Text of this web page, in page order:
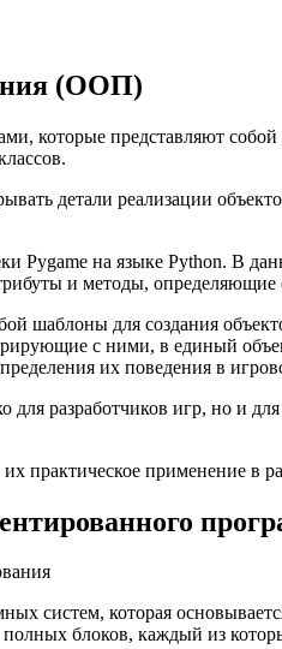
(ООП)
которые представляют
детали реализации
на языке Python. В
и методы,
шаблоны для создания
с ними, в единый
их поведения в
разработчиков игр, но и
применение в
систем, которая
блоков, каждый из